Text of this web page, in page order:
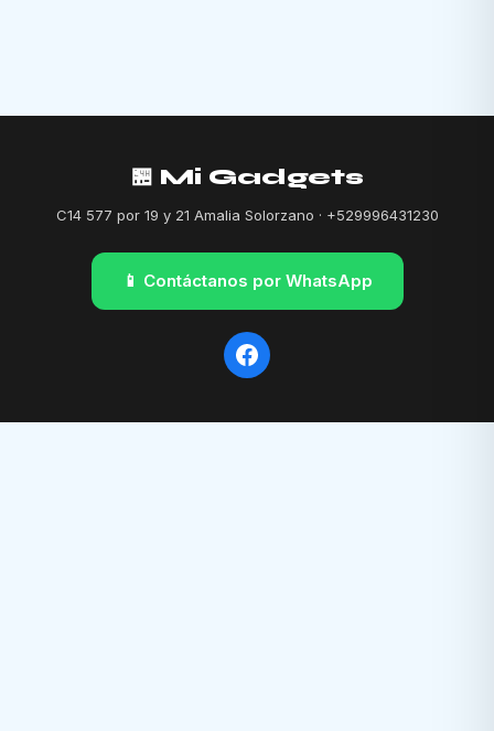
🏪 Mi Gadgets
C14 577 por 19 y 21 Amalia Solorzano · +529996431230
📱 Contáctanos por WhatsApp